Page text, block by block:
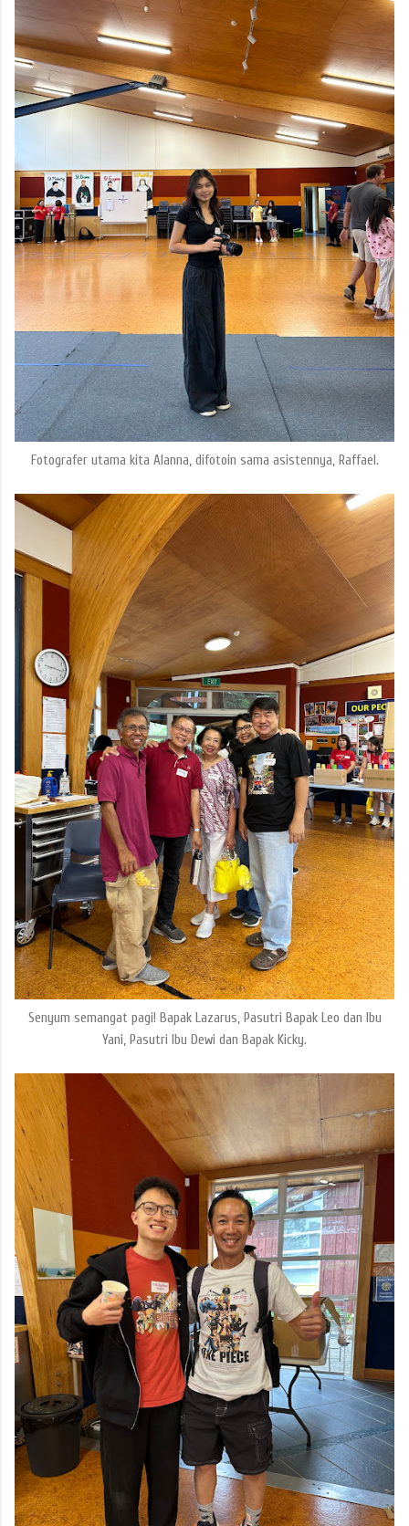
Fotografer utama kita Alanna, difotoin sama asistennya, Raffael.
Senyum semangat pagi! Bapak Lazarus, Pasutri Bapak Leo dan Ibu
Yani, Pasutri Ibu Dewi dan Bapak Kicky.